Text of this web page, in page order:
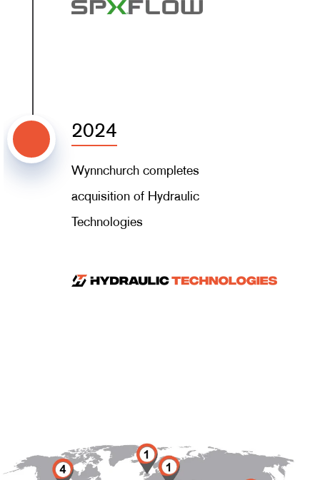
2024
Wynnchurch completes
acquisition of Hydraulic
Technologies